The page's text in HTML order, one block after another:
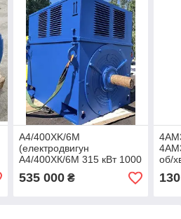
А4/400ХK/6М
(електродвигун
A4/400ХК/6М 315 кВт 1000
об/хв)
535 000₴
об/